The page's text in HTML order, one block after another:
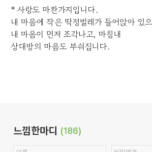
* 사랑도 마찬가지입니다.
내 마음에 작은 딱정벌레가 들어앉아 있
내 마음이 먼저 조각나고, 마침내
상대방의 마음도 부숴집니다.
느낌한마디 (186)